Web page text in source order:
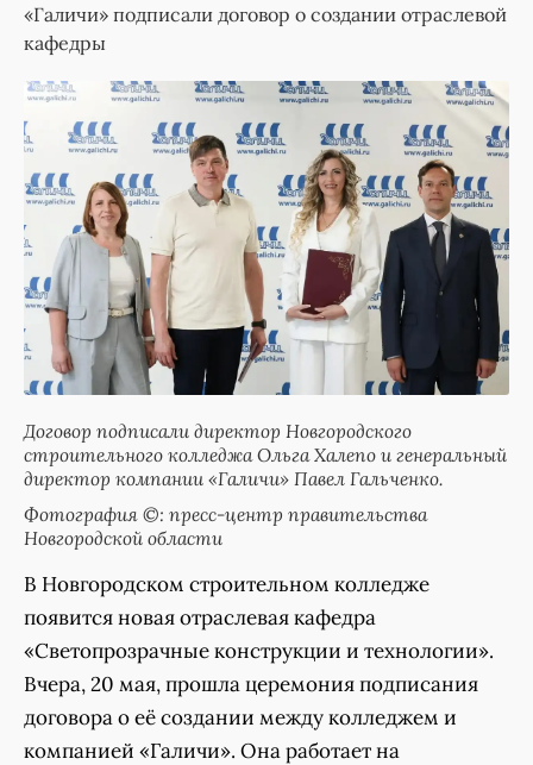
«Галичи» подписали договор о создании отраслевой
кафедры
Договор подписали директор Новгородского
строительного колледжа Ольга Халепо и генеральный
директор компании «Галичи» Павел Гальченко.
Фотография ©: пресс-центр правительства
Новгородской области
В Новгородском строительном колледже
появится новая отраслевая кафедра
«Светопрозрачные конструкции и технологии».
Вчера, 20 мая, прошла церемония подписания
договора о её создании между колледжем и
компанией «Галичи». Она работает на